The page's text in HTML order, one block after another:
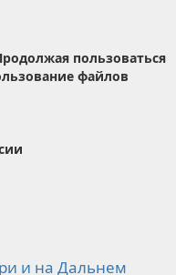
пользоваться
файлов
и на Дальнем